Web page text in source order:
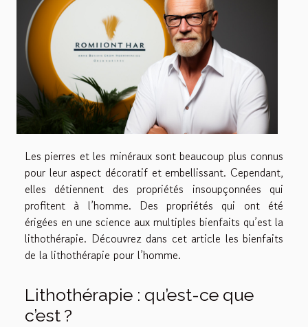
Les pierres et les minéraux sont beaucoup plus connus
pour leur aspect décoratif et embellissant. Cependant,
elles détiennent des propriétés insoupçonnées qui
profitent à l’homme. Des propriétés qui ont été
érigées en une science aux multiples bienfaits qu’est la
lithothérapie. Découvrez dans cet article les bienfaits
de la lithothérapie pour l’homme.
Lithothérapie : qu’est-ce que
c’est ?